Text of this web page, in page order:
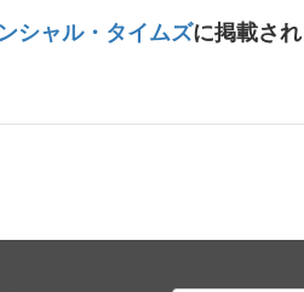
シャル・タイムズに掲載され